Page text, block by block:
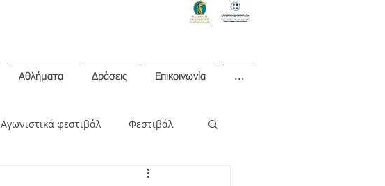
Αθλήματα Δράσεις Επικοινωνία ...
Αγωνιστικά φεστιβάλ Φεστιβάλ